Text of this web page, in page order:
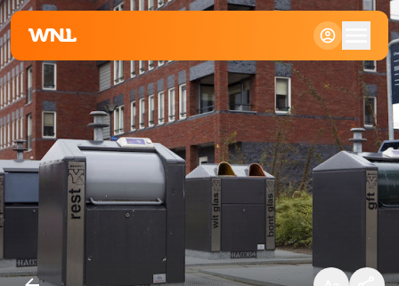
Klein
Standaard
Groot